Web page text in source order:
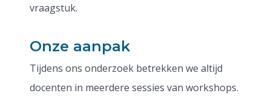
vraagstuk.
Onze aanpak
Tijdens ons onderzoek betrekken we altijd
docenten in meerdere sessies van workshops.